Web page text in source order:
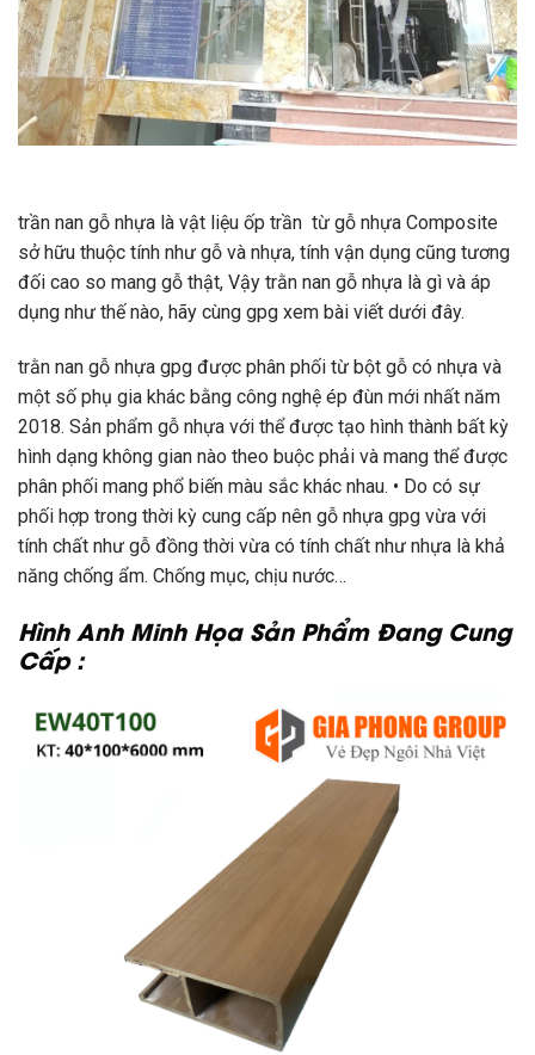
trần nan gỗ nhựa là vật liệu ốp trần từ gỗ nhựa Composite
sở hữu thuộc tính như gỗ và nhựa, tính vận dụng cũng tương
đối cao so mang gỗ thật, Vậy trằn nan gỗ nhựa là gì và áp
dụng như thế nào, hãy cùng gpg xem bài viết dưới đây.
trằn nan gỗ nhựa gpg được phân phối từ bột gỗ có nhựa và
một số phụ gia khác bằng công nghệ ép đùn mới nhất năm
2018. Sản phẩm gỗ nhựa với thể được tạo hình thành bất kỳ
hình dạng không gian nào theo buộc phải và mang thể được
phân phối mang phổ biến màu sắc khác nhau. • Do có sự
phối hợp trong thời kỳ cung cấp nên gỗ nhựa gpg vừa với
tính chất như gỗ đồng thời vừa có tính chất như nhựa là khả
năng chống ẩm. Chống mục, chịu nước…
Hình Anh Minh Họa Sản Phẩm Đang Cung
Cấp :